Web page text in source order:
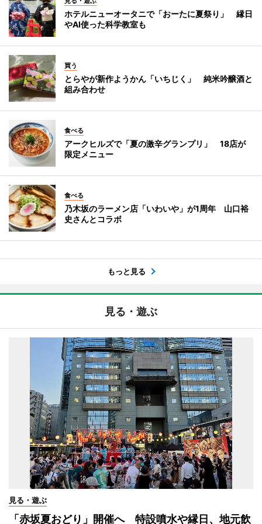
ホテルニューオータニで「おーたに夏祭り」 縁日
やAI使った科学教室も
買う
とらやが新作ようかん「いちじく」 純米吟醸酒と
組み合わせ
食べる
アークヒルズで「夏の激辛グランプリ」 18店が
限定メニュー
食べる
乃木坂のラーメン店「いわいや」が1周年 山口裕
史さんとコラボ
もっと見る
見る・遊ぶ
見る・遊ぶ
「赤坂夏おどり」開催へ 特設噴水や縁日、地元飲